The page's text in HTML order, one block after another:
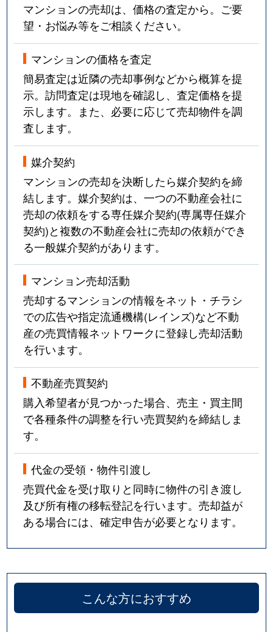
マンションの売却は、価格の査定から。ご要
望・お悩み等をご相談ください。
マンションの価格を査定
簡易査定は近隣の売却事例などから概算を提
示。訪問査定は現地を確認し、査定価格を提
示します。また、必要に応じて売却物件を調
査します。
媒介契約
マンションの売却を決断したら媒介契約を締
結します。媒介契約は、一つの不動産会社に
売却の依頼をする専任媒介契約(専属専任媒介
契約)と複数の不動産会社に売却の依頼ができ
る一般媒介契約があります。
マンション売却活動
売却するマンションの情報をネット・チラシ
での広告や指定流通機構(レインズ)など不動
産の売買情報ネットワークに登録し売却活動
を行います。
不動産売買契約
購入希望者が見つかった場合、売主・買主間
で各種条件の調整を行い売買契約を締結しま
す。
代金の受領・物件引渡し
売買代金を受け取りと同時に物件の引き渡し
及び所有権の移転登記を行います。売却益が
ある場合には、確定申告が必要となります。
こんな方におすすめ